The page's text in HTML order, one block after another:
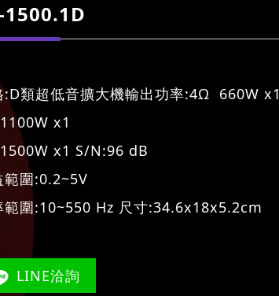
1500.1D
:D類超低音擴大機輸出功率:4Ω 660W x1
x1
x1 S/N:96 dB
範圍:0.2~5V
範圍:10~550 Hz 尺寸:34.6x18x5.2cm
LINE洽詢